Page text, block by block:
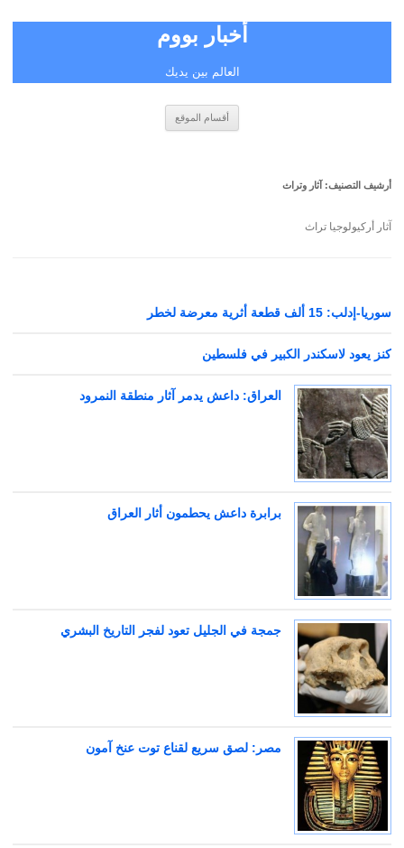
أخبار بووم
العالم بين يديك
أقسام الموقع
أرشيف التصنيف: آثار وتراث
آثار أركيولوجيا تراث
سوريا-إدلب: 15 ألف قطعة أثرية معرضة لخطر
كنز يعود لاسكندر الكبير في فلسطين
العراق: داعش يدمر آثار منطقة النمرود
برابرة داعش يحطمون أثار العراق
جمجة في الجليل تعود لفجر التاريخ البشري
مصر: لصق سريع لقناع توت عنخ آمون